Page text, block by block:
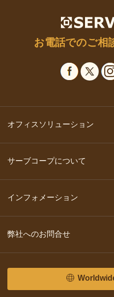
お電話でのご相
オフィスソリューション
サーブコープについて
インフォメーション
弊社へのお問合せ